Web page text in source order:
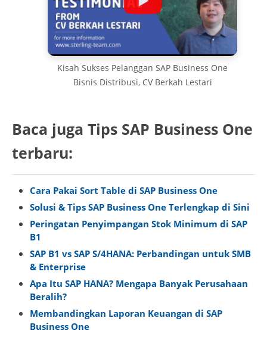
Kisah Sukses Pelanggan SAP Business One
Bisnis Distribusi, CV Berkah Lestari
Baca juga Tips SAP Business One
terbaru:
Cara Pakai Sort Table di SAP Business One
Solusi & Tips SAP Business One Terlengkap di Sini
Peringatan Penyimpangan Stok Minimum di SAP
B1
SAP B1 vs SAP S/4HANA: Perbandingan untuk SMB
& Enterprise
Apa Itu SAP HANA? Mengapa Banyak Perusahaan
Beralih?
Membandingkan Laporan Keuangan di SAP
Business One